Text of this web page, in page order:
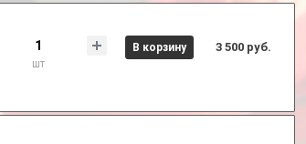
3 500 руб.
В корзину
шт